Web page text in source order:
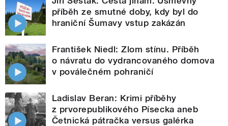
příběh ze smutné doby, kdy byl do
hraniční Šumavy vstup zakázán
František Niedl: Zlom stínu. Příběh
o návratu do vydrancovaného domova
v poválečném pohraničí
Ladislav Beran: Krimi příběhy
z prvorepublikového Písecka aneb
Četnická pátračka versus galérka